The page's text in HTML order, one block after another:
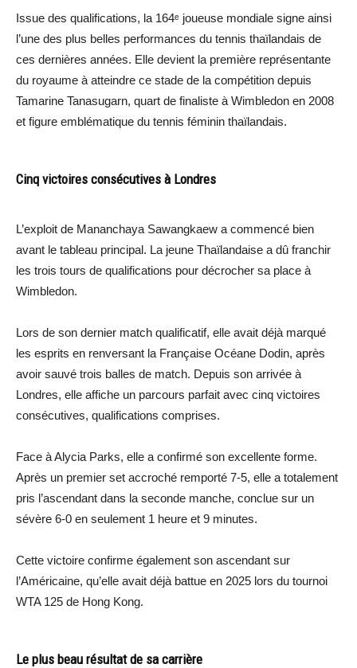
Issue des qualifications, la 164ᵉ joueuse mondiale signe ainsi
l’une des plus belles performances du tennis thaïlandais de
ces dernières années. Elle devient la première représentante
du royaume à atteindre ce stade de la compétition depuis
Tamarine Tanasugarn, quart de finaliste à Wimbledon en 2008
et figure emblématique du tennis féminin thaïlandais.
Cinq victoires consécutives à Londres
L’exploit de Mananchaya Sawangkaew a commencé bien
avant le tableau principal. La jeune Thaïlandaise a dû franchir
les trois tours de qualifications pour décrocher sa place à
Wimbledon.
Lors de son dernier match qualificatif, elle avait déjà marqué
les esprits en renversant la Française Océane Dodin, après
avoir sauvé trois balles de match. Depuis son arrivée à
Londres, elle affiche un parcours parfait avec cinq victoires
consécutives, qualifications comprises.
Face à Alycia Parks, elle a confirmé son excellente forme.
Après un premier set accroché remporté 7-5, elle a totalement
pris l’ascendant dans la seconde manche, conclue sur un
sévère 6-0 en seulement 1 heure et 9 minutes.
Cette victoire confirme également son ascendant sur
l’Américaine, qu’elle avait déjà battue en 2025 lors du tournoi
WTA 125 de Hong Kong.
Le plus beau résultat de sa carrière